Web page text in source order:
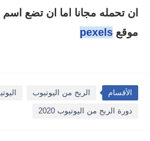
ان تحمله مجانا اما ان تضع
موقع pexels
الأقسام الربح من اليوتيوب
دورة الربح من اليوتيوب 2020